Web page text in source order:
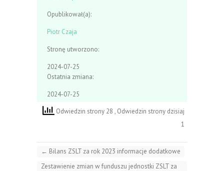
Opublikował(a):
Piotr Czaja
Stronę utworzono:
2024-07-25
Ostatnia zmiana:
2024-07-25
Odwiedzin strony 28 , Odwiedzin strony dzisiaj
1
← Bilans ZSLT za rok 2023 informacje dodatkowe
Zestawienie zmian w funduszu jednostki ZSLT za